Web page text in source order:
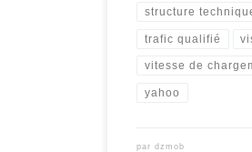
structure
trafic qualifié
vitesse de
yahoo
pardzmob